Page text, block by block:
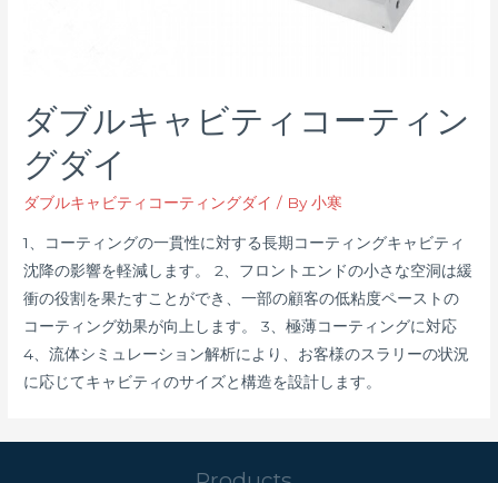
ダブルキャビティコーティン
グダイ
ダブルキャビティコーティングダイ / By小寒
1、コーティングの一貫性に対する長期コーティングキャビティ
沈降の影響を軽減します。 2、フロントエンドの小さな空洞は緩
衝の役割を果たすことができ、一部の顧客の低粘度ペーストの
コーティング効果が向上します。 3、極薄コーティングに対応
4、流体シミュレーション解析により、お客様のスラリーの状況
に応じてキャビティのサイズと構造を設計します。